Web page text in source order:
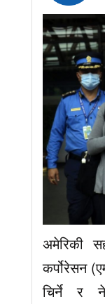
अमेरिकी
कर्पोरेसन
चिर्ने र